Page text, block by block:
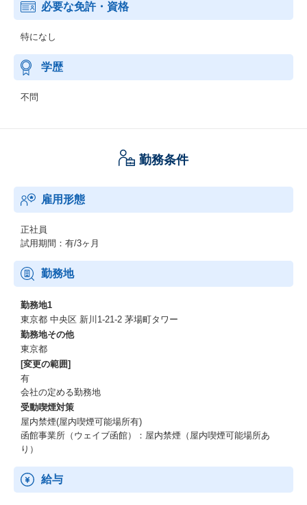
必要な免許・資格
特になし
学歴
不問
勤務条件
雇用形態
正社員
試用期間：有/3ヶ月
勤務地
勤務地1
東京都 中央区 新川1-21-2 茅場町タワー
勤務地その他
東京都
[変更の範囲]
有
会社の定める勤務地
受動喫煙対策
屋内禁煙(屋内喫煙可能場所有)
函館事業所（ウェイブ函館）：屋内禁煙（屋内喫煙可能場所あ
り）
給与